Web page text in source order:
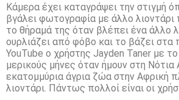
Κάμερα έχει καταγράψει την στιγμή
βγάλει φωτογραφία με άλλο
το θήραμά της όταν βλέπει ένα άλλο
ουρλιάζει από φόβο και το βάζει στα
YouTube ο χρήστης Jayden Taner με
μερικούς μήνες όταν ήμουν στη
εκατομμύρια άγρια ζώα στην Αφρική
λιοντάρι. Πάντως πολλοί είναι οι